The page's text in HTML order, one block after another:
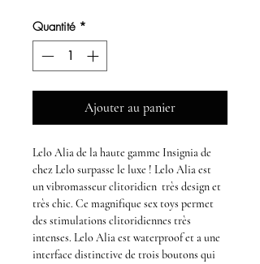
Quantité *
Ajouter au panier
Lelo Aliade la haute gamme Insigniade
chezLelosurpasse le luxe ! LeloAliaest
unvibromasseur clitoridien très designet
très chic. Ce magnifique sex toys permet
des stimulations clitoridiennes très
intenses. Lelo Aliaest waterproof et a une
interface distinctive de trois boutons qui